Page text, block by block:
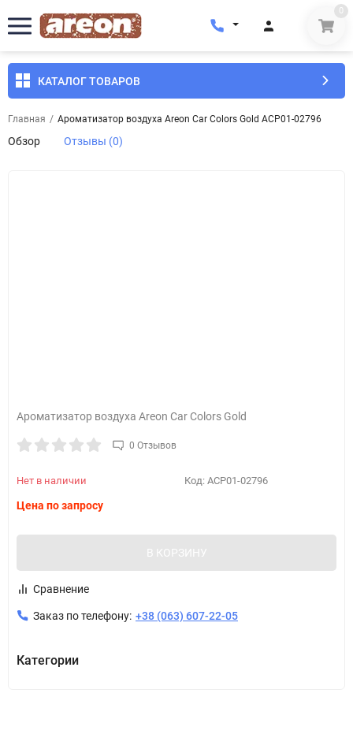
0
КАТАЛОГ ТОВАРОВ
Главная / Ароматизатор воздуха Areon Car Colors Gold ACP01-02796
Обзор Отзывы (0)
Ароматизатор воздуха Areon Car Colors Gold
0 Отзывов
Нет в наличии Код: ACP01-02796
Цена по запросу
В КОРЗИНУ
Сравнение
Заказ по телефону: +38 (063) 607-22-05
Категории